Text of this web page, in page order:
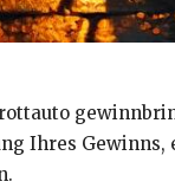
Ihres